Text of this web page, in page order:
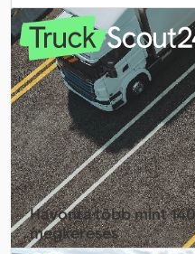
07/2027, felfüggesztés:levegő,
Felszereltség:ABS , Krone AZ
tárcsafékekkel | Pótkeréktartó |
beviteli hiba és előzetes
Afaokr
Havonta több mint
megkeresés